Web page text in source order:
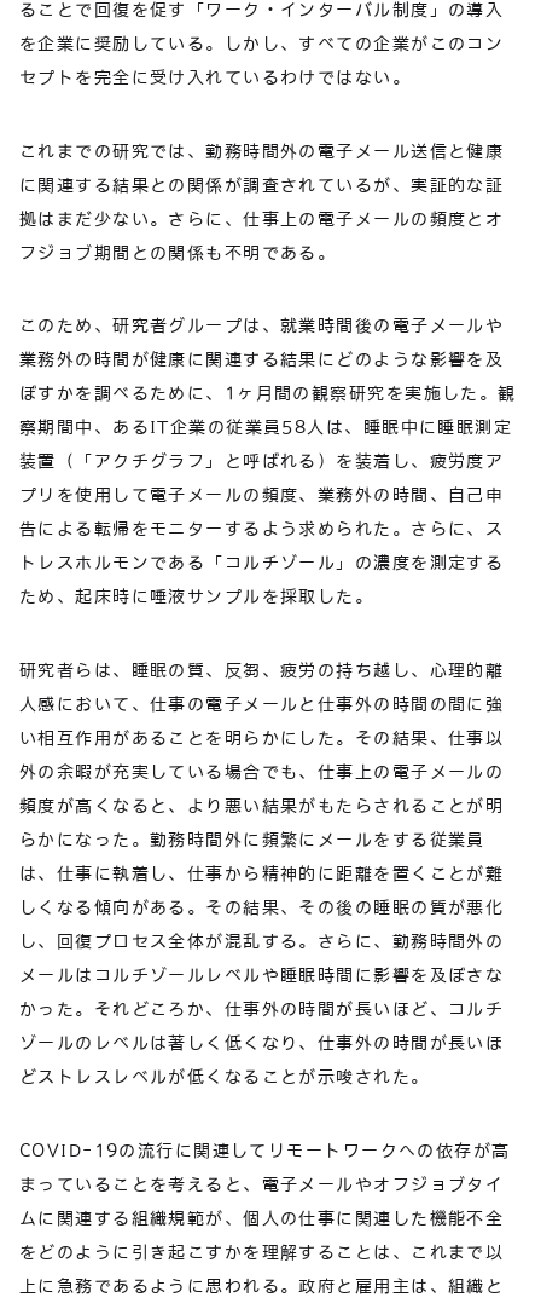
ることで回復を促す「ワーク・インターバル制度」の導入
を企業に奨励している。しかし、すべての企業がこのコン
セプトを完全に受け入れているわけではない。
これまでの研究では、勤務時間外の電子メール送信と健康
に関連する結果との関係が調査されているが、実証的な証
拠はまだ少ない。さらに、仕事上の電子メールの頻度とオ
フジョブ期間との関係も不明である。
このため、研究者グループは、就業時間後の電子メールや
業務外の時間が健康に関連する結果にどのような影響を及
ぼすかを調べるために、1ヶ月間の観察研究を実施した。観
察期間中、あるIT企業の従業員58人は、睡眠中に睡眠測定
装置（「アクチグラフ」と呼ばれる）を装着し、疲労度ア
プリを使用して電子メールの頻度、業務外の時間、自己申
告による転帰をモニターするよう求められた。さらに、ス
トレスホルモンである「コルチゾール」の濃度を測定する
ため、起床時に唾液サンプルを採取した。
研究者らは、睡眠の質、反芻、疲労の持ち越し、心理的離
人感において、仕事の電子メールと仕事外の時間の間に強
い相互作用があることを明らかにした。その結果、仕事以
外の余暇が充実している場合でも、仕事上の電子メールの
頻度が高くなると、より悪い結果がもたらされることが明
らかになった。勤務時間外に頻繁にメールをする従業員
は、仕事に執着し、仕事から精神的に距離を置くことが難
しくなる傾向がある。その結果、その後の睡眠の質が悪化
し、回復プロセス全体が混乱する。さらに、勤務時間外の
メールはコルチゾールレベルや睡眠時間に影響を及ぼさな
かった。それどころか、仕事外の時間が長いほど、コルチ
ゾールのレベルは著しく低くなり、仕事外の時間が長いほ
どストレスレベルが低くなることが示唆された。
COVID-19の流行に関連してリモートワークへの依存が高
まっていることを考えると、電子メールやオフジョブタイ
ムに関連する組織規範が、個人の仕事に関連した機能不全
をどのように引き起こすかを理解することは、これまで以
上に急務であるように思われる。政府と雇用主は、組織と